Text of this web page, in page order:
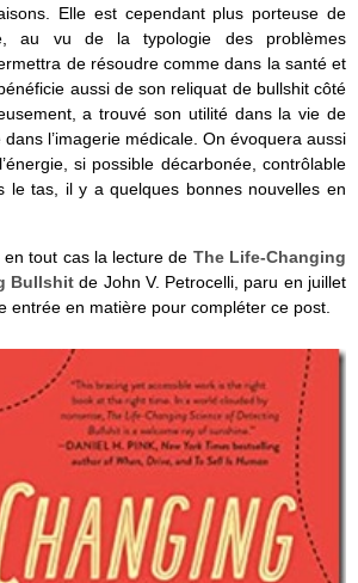
Elle est cependant plus porteuse de
au vu de la typologie des problèmes
de résoudre comme dans la santé et
bénéficie aussi de son reliquat de bullshit côté
a trouvé son utilité dans la vie de
l’imagerie médicale. On évoquera aussi
si possible décarbonée, contrôlable
le tas, il y a quelques bonnes nouvelles en
tout cas la lecture de The Life-Changing
Bullshitde John V. Petrocelli, paru en juillet
entrée en matière pour compléter ce post.